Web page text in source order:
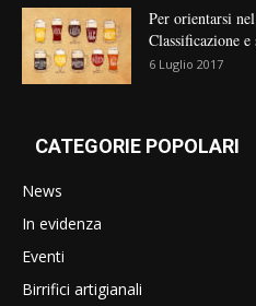
Per orientarsi
Classificazione
6 Luglio 2017
CATEGORIE POPOLARI
News
In evidenza
Eventi
Birrifici artigianali